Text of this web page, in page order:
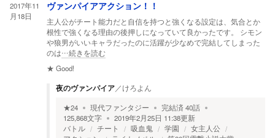
2017年11
月18日
ヴァンパイアアクション！！
主人公がチート能力だと自信を持つと強くなる設定は、気合とか
根性で強くなる理由の後押しになっていて良かったです。 シモン
や狼男がいいキャラだったのに活躍が少なめで完結してしまった
のは…続きを読む
★ Good!
夜のヴァンパイア／けろよん
★24 現代ファンタジー 完結済40話
125,868文字 2019年2月25日 11:38更新
バトル
チート 吸血鬼 学園
女主人公